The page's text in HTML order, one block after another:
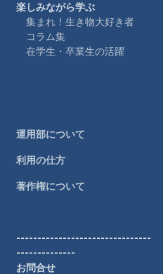
楽しみながら学ぶ
集まれ！生き物大好き者
コラム集
在学生・卒業生の活躍
運用部について
利用の仕方
著作権について
--------------------------------
--------------
お問合せ